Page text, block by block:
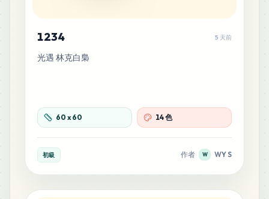
1234 5 天前
光遇 林克白梟
60 x 60 14 色
初級 作者 W WY S